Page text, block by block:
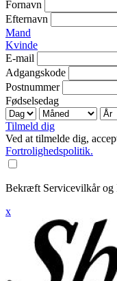
Fornavn
Efternavn
Mand
Kvinde
E-mail
Adgangskode
Postnummer
Fødselsedag
Tilmeld dig
Ved at tilmelde dig,
Fortrolighedspolitik.
Bekræft Servicevilkår og
x